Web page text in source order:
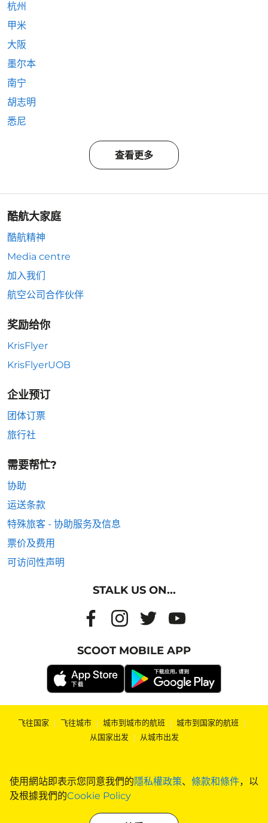
使用網站即表示您同意我們的隱私權政策、 條款和條件，以
及根據我們的Cookie Policy
杭州
甲米
大阪
墨尔本
南宁
胡志明
悉尼
查看更多
酷航大家庭
酷航精神
Media centre
加入我们
航空公司合作伙伴
奖励给你
KrisFlyer
KrisFlyerUOB
企业预订
团体订票
旅行社
需要帮忙?
协助
运送条款
特殊旅客 - 协助服务及信息
票价及费用
可访问性声明
STALK US ON...
SCOOT MOBILE APP
飞往国家 | 飞往城市 | 城市到城市的航班 | 城市到国家的航班 |
从国家出发 | 从城市出发